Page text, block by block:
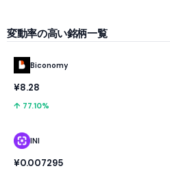
変動率の高い銘柄一覧
Biconomy
¥8.28
↑ 77.10%
INI
¥0.007295